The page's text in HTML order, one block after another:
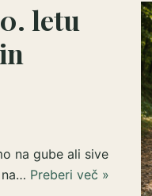
letu
na gube ali sive
na… Preberi več »